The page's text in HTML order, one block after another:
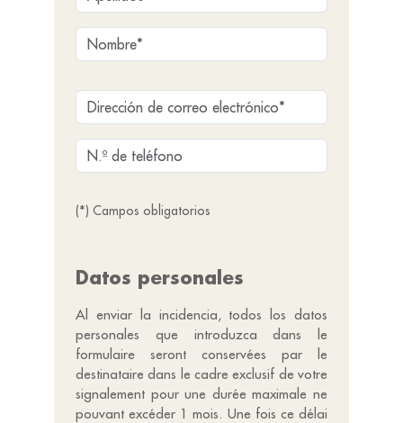
(*) Campos obligatorios
Datos personales
Al enviar la incidencia, todos los datos
personales que introduzca dans le
formulaire seront conservées par le
destinataire dans le cadre exclusif de votre
signalement pour une durée maximale ne
pouvant excéder 1 mois. Une fois ce délai